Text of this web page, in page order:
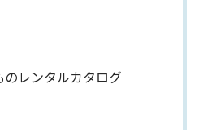
レンタルカタログ